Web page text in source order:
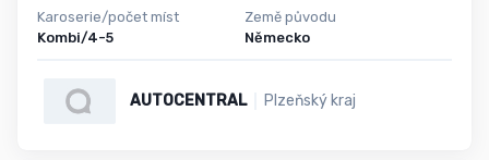
Karoserie/počet míst
Kombi/4-5
Země původu
Německo
AUTOCENTRAL Plzeňský kraj